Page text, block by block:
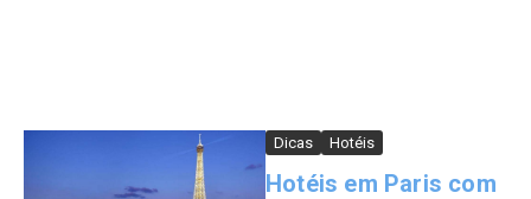
Dicas Hotéis
Hotéis em Paris com